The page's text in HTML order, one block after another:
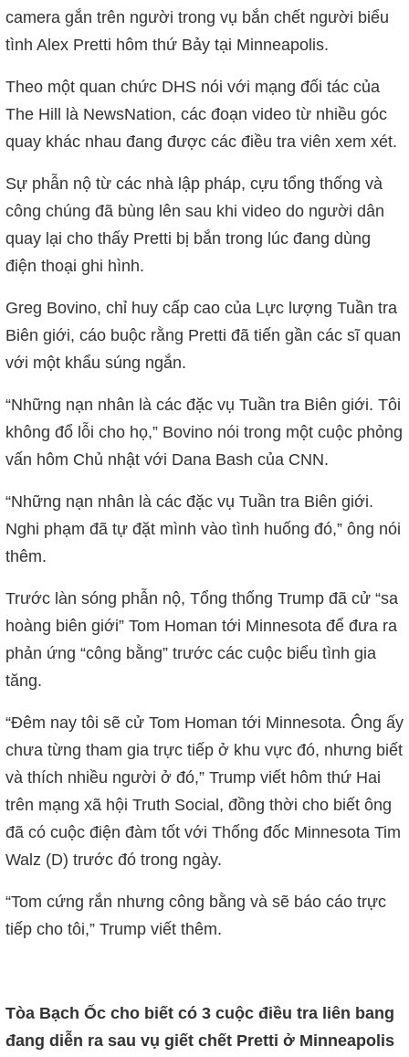
camera gắn trên người trong vụ bắn chết người biểu
tình Alex Pretti hôm thứ Bảy tại Minneapolis.
Theo một quan chức DHS nói với mạng đối tác của
The Hill là NewsNation, các đoạn video từ nhiều góc
quay khác nhau đang được các điều tra viên xem xét.
Sự phẫn nộ từ các nhà lập pháp, cựu tổng thống và
công chúng đã bùng lên sau khi video do người dân
quay lại cho thấy Pretti bị bắn trong lúc đang dùng
điện thoại ghi hình.
Greg Bovino, chỉ huy cấp cao của Lực lượng Tuần tra
Biên giới, cáo buộc rằng Pretti đã tiến gần các sĩ quan
với một khẩu súng ngắn.
“Những nạn nhân là các đặc vụ Tuần tra Biên giới. Tôi
không đổ lỗi cho họ,” Bovino nói trong một cuộc phỏng
vấn hôm Chủ nhật với Dana Bash của CNN.
“Những nạn nhân là các đặc vụ Tuần tra Biên giới.
Nghi phạm đã tự đặt mình vào tình huống đó,” ông nói
thêm.
Trước làn sóng phẫn nộ, Tổng thống Trump đã cử “sa
hoàng biên giới” Tom Homan tới Minnesota để đưa ra
phản ứng “công bằng” trước các cuộc biểu tình gia
tăng.
“Đêm nay tôi sẽ cử Tom Homan tới Minnesota. Ông ấy
chưa từng tham gia trực tiếp ở khu vực đó, nhưng biết
và thích nhiều người ở đó,” Trump viết hôm thứ Hai
trên mạng xã hội Truth Social, đồng thời cho biết ông
đã có cuộc điện đàm tốt với Thống đốc Minnesota Tim
Walz (D) trước đó trong ngày.
“Tom cứng rắn nhưng công bằng và sẽ báo cáo trực
tiếp cho tôi,” Trump viết thêm.
Tòa Bạch Ốc cho biết có 3 cuộc điều tra liên bang
đang diễn ra sau vụ giết chết Pretti ở Minneapolis